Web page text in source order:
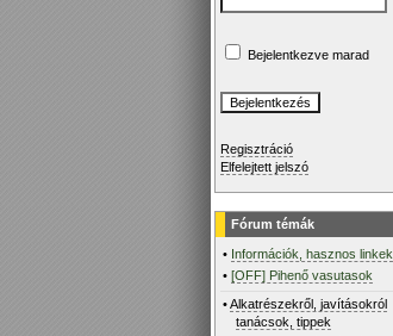
Bejelentkezve marad
Regisztráció
Elfelejtett jelszó
Fórum témák
• Információk, hasznos linkek
•[OFF] Pihenő vasutasok
•Alkatrészekről, javításokról
tanácsok, tippek